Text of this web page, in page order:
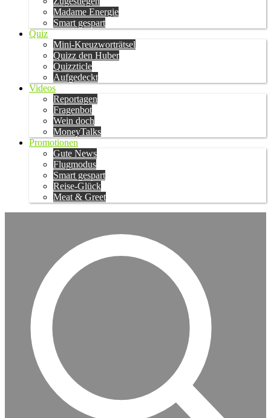
Madame Energie
Smart gespart
Quiz
Mini-Kreuzworträtsel
Quizz den Huber
Quizzticle
Aufgedeckt
Videos
Reportagen
Fragenbot
Wein doch
MoneyTalks
Promotionen
Gute News
Flugmodus
Smart gespart
Reise-Glück
Meat & Greet